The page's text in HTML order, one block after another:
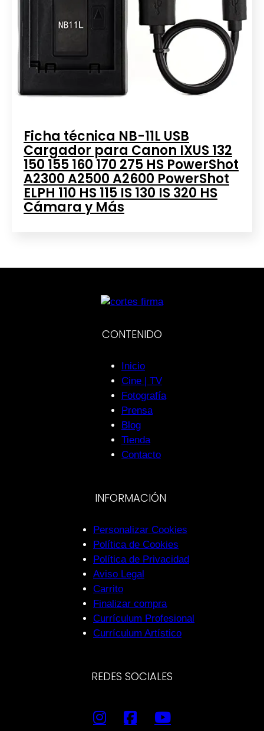
Ficha técnica NB-11L USB
Cargador para Canon IXUS 132
150 155 160 170 275 HS PowerShot
A2300 A2500 A2600 PowerShot
ELPH 110 HS 115 IS 130 IS 320 HS
Cámara y Más
CONTENIDO
Inicio
Cine | TV
Fotografía
Prensa
Blog
Tienda
Contacto
INFORMACIÓN
Personalizar Cookies
Política de Cookies
Política de Privacidad
Aviso Legal
Carrito
Finalizar compra
Currículum Profesional
Currículum Artístico
REDES SOCIALES